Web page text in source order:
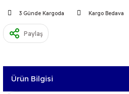
3 Günde Kargoda Kargo Bedava
Paylaş
Ürün Bilgisi